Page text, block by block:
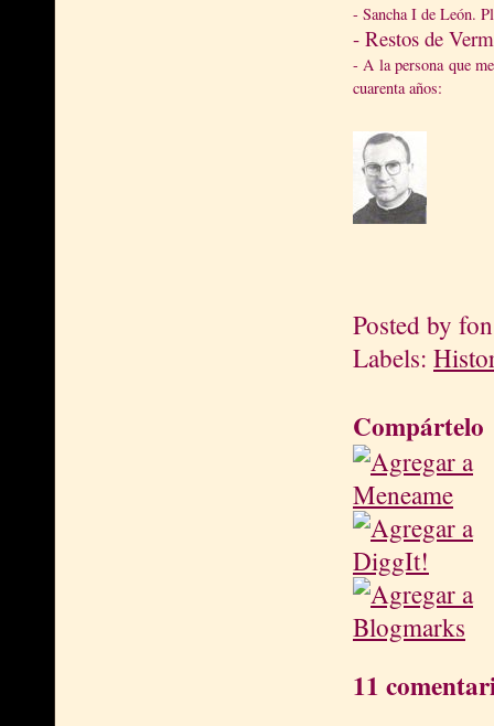
- Sancha I de León.
- Restos de
- A la persona que
cuarenta años:
Posted by
Labels:
Compártelo
11